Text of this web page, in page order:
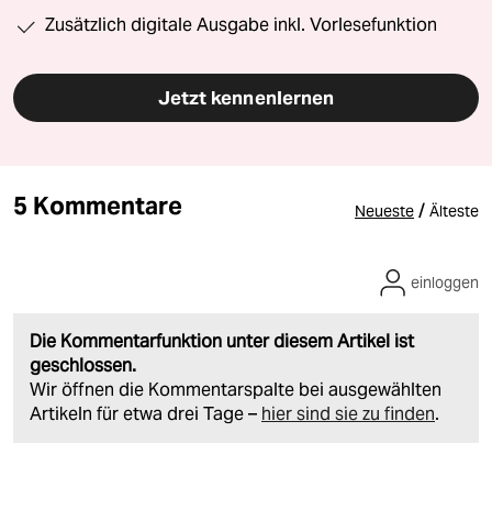
Zusätzlich digitale Ausgabe inkl. Vorlesefunktion
Jetzt kennenlernen
5 Kommentare Neueste / Älteste
Die Kommentarfunktion unter diesem Artikel ist
geschlossen.
Wir öffnen die Kommentarspalte bei ausgewählten
Artikeln für etwa drei Tage – hier sind sie zu finden.
einloggen